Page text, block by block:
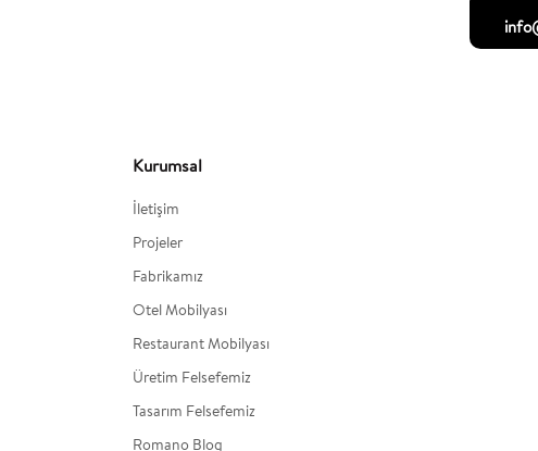
Kurumsal
İletişim
Projeler
Fabrikamız
Otel Mobilyası
Restaurant Mobilyası
Üretim Felsefemiz
Tasarım Felsefemiz
Romano Blog